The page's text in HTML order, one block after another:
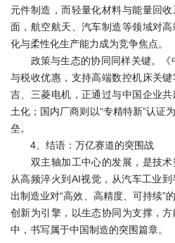
元件制造，而轻量化材料与能量回
面，航空航天、汽车制造等领域对
化与柔性化生产能力成为竞争焦点。
政策与生态的协同同样关键。《
与税收优惠，支持高端数控机床关
吉、三菱电机，正通过与中国企业
土化；国内厂商则以“专精特新”认证
垒。
4、结语：万亿赛道的突围战
双主轴加工中心的发展，是技术
从高频淬火到AI视觉，从汽车工业
出制造业对“高效、高精度、可持续”
创新为引擎，以生态协同为支撑，
中，书写属于中国制造的突围篇章。